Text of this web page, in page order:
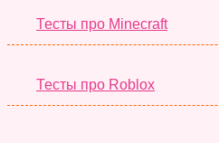
Тесты про Minecraft
Тесты про Roblox